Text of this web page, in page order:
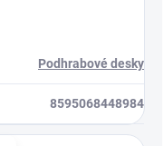
Podhrabové desky
8595068448984